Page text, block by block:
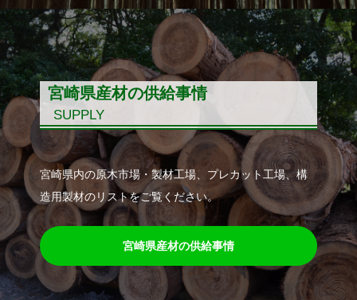
宮崎県産材の供給事情
SUPPLY
宮崎県内の原木市場・製材工場、プレカット工場、構
造用製材のリストをご覧ください。
宮崎県産材の供給事情